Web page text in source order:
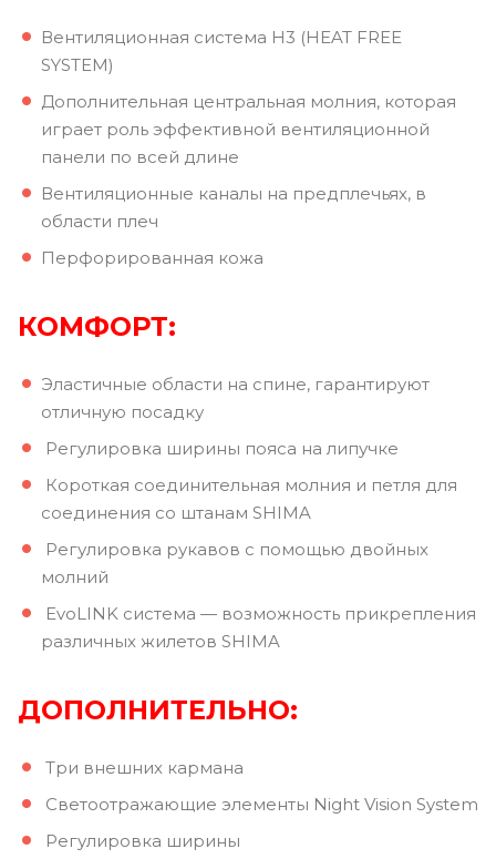
Вентиляционная система H3 (HEAT FREE
SYSTEM)
Дополнительная центральная молния, которая
играет роль эффективной вентиляционной
панели по всей длине
Вентиляционные каналы на предплечьях, в
области плеч
Перфорированная кожа
КОМФОРТ:
Эластичные области на спине, гарантируют
отличную посадку
Регулировка ширины пояса на липучке
Короткая соединительная молния и петля для
соединения со штанам SHIMA
Регулировка рукавов с помощью двойных
молний
EvoLINK система — возможность прикрепления
различных жилетов SHIMA
ДОПОЛНИТЕЛЬНО:
Три внешних кармана
Светоотражающие элементы Night Vision System
Регулировка ширины